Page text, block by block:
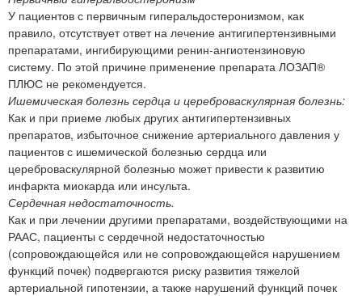
У пациентов с первичным гиперальдостеронизмом, как
правило, отсутствует ответ на лечение антигипертензивными
препаратами, ингибирующими ренин-ангиотензиновую
систему. По этой причине применение препарата ЛОЗАП®
ПЛЮС не рекомендуется.
Ишемическая болезнь сердца и цереброваскулярная болезнь:
Как и при приеме любых других антигипертензивных
препаратов, избыточное снижение артериального давления у
пациентов с ишемической болезнью сердца или
цереброваскулярной болезнью может привести к развитию
инфаркта миокарда или инсульта.
Сердечная недостаточность.
Как и при лечении другими препаратами, воздействующими на
РААС, пациенты с сердечной недостаточностью
(сопровождающейся или не сопровождающейся нарушением
функций почек) подвергаются риску развития тяжелой
артериальной гипотензии, а также нарушений функций почек